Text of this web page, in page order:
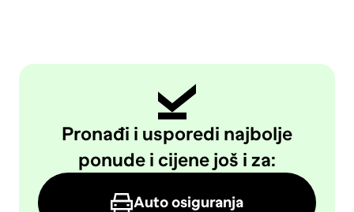
Pronađi i usporedi najbolje
ponude i cijene još i za:
Auto osiguranja